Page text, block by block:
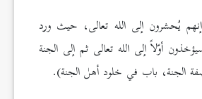
يُحشرون إلى الله تعالى، حيث ورد
أوّلاً إلى الله تعالى ثم إلى الجنة
الجنة، باب في خلود أهل الجنة).